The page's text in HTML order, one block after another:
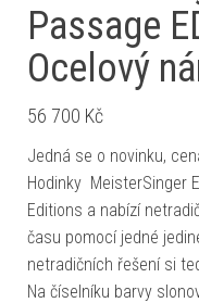
Passage
Ocelový
56 700 Kč
Jedná se o novinku,
Hodinky MeisterSinger
Editions a nabízí
času pomocí jedné
netradičních řešení si
Na číselníku barvy